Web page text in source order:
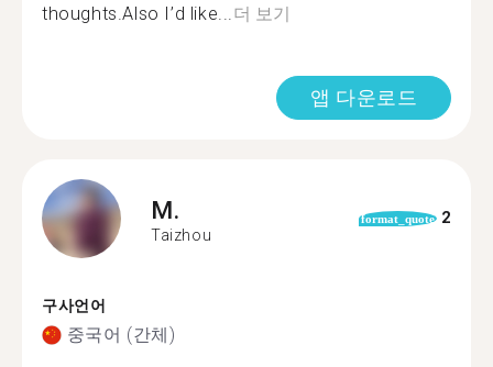
thoughts.Also I’d like... 더 보기
앱 다운로드
M.
Taizhou
format_quote 2
구사언어
중국어 (간체)